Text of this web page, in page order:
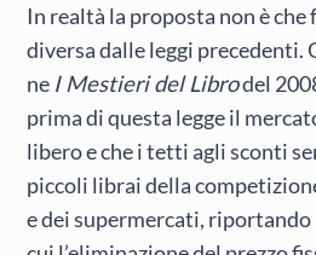
In realtà la proposta non è
diversa dalle leggi precedenti.
ne I Mestieri del Librodel
prima di questa legge il
libero e che i tetti agli sconti
piccoli librai della
e dei supermercati, riportando